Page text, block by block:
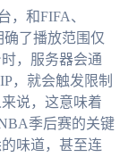
，和FIFA、
了播放范围仅
，服务器会通
，就会触发限制
说，这意味着
季后赛的关键
味道，甚至连